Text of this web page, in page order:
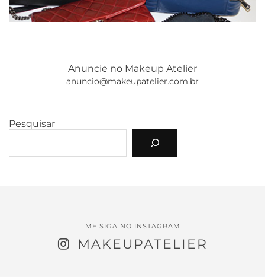
Anuncie no Makeup Atelier
anuncio@makeupatelier.com.br
Pesquisar
ME SIGA NO INSTAGRAM
MAKEUPATELIER